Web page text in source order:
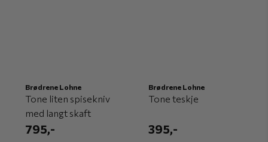
Brødrene Lohne
Tone liten spisekniv
med langt skaft
795,-
Brødrene Lohne
Tone teskje
395,-